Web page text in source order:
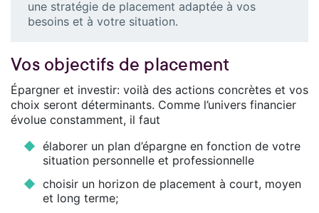
une stratégie de placement adaptée à vos
besoins et à votre situation.
Vos objectifs de placement
Épargner et investir: voilà des actions concrètes et vos
choix seront déterminants. Comme l’univers financier
évolue constamment, il faut
élaborer un plan d’épargne en fonction de votre
situation personnelle et professionnelle
choisir un horizon de placement à court, moyen
et long terme;